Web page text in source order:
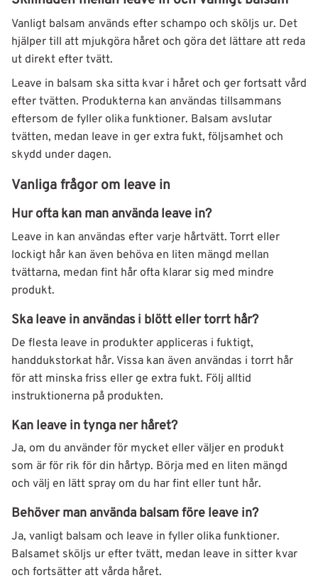
Vanligt balsam används efter schampo och sköljs ur. Det
hjälper till att mjukgöra håret och göra det lättare att reda
ut direkt efter tvätt.
Leave in balsam ska sitta kvar i håret och ger fortsatt vård
efter tvätten. Produkterna kan användas tillsammans
eftersom de fyller olika funktioner. Balsam avslutar
tvätten, medan leave in ger extra fukt, följsamhet och
skydd under dagen.
Vanliga frågor om leave in
Hur ofta kan man använda leave in?
Leave in kan användas efter varje hårtvätt. Torrt eller
lockigt hår kan även behöva en liten mängd mellan
tvättarna, medan fint hår ofta klarar sig med mindre
produkt.
Ska leave in användas i blött eller torrt hår?
De flesta leave in produkter appliceras i fuktigt,
handdukstorkat hår. Vissa kan även användas i torrt hår
för att minska friss eller ge extra fukt. Följ alltid
instruktionerna på produkten.
Kan leave in tynga ner håret?
Ja, om du använder för mycket eller väljer en produkt
som är för rik för din hårtyp. Börja med en liten mängd
och välj en lätt spray om du har fint eller tunt hår.
Behöver man använda balsam före leave in?
Ja, vanligt balsam och leave in fyller olika funktioner.
Balsamet sköljs ur efter tvätt, medan leave in sitter kvar
och fortsätter att vårda håret.